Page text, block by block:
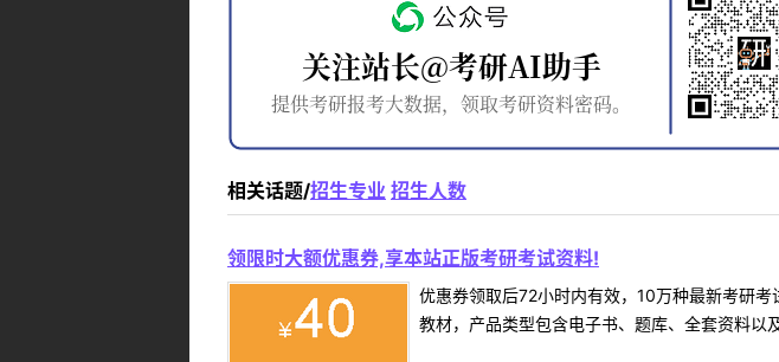
相关话题/招生专业 招生人数
领限时大额优惠券,享本站正版考研考试资料!
优惠券领取后72小时内有效，10万种最新考研
教材，产品类型包含电子书、题库、全套资料以